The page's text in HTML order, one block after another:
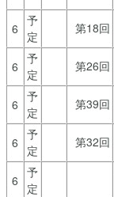
6
予
定
第18回
6
予
定
第26回
6
予
定
第39回
6
予
定
第32回
6
予
定